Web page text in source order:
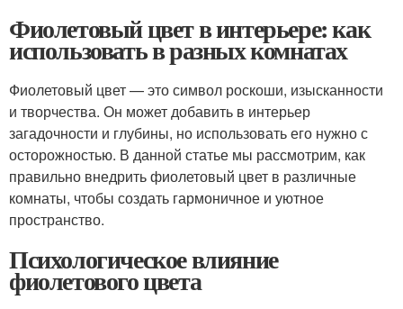
Фиолетовый цвет в интерьере: как
использовать в разных комнатах
Фиолетовый цвет — это символ роскоши, изысканности
и творчества. Он может добавить в интерьер
загадочности и глубины, но использовать его нужно с
осторожностью. В данной статье мы рассмотрим, как
правильно внедрить фиолетовый цвет в различные
комнаты, чтобы создать гармоничное и уютное
пространство.
Психологическое влияние
фиолетового цвета